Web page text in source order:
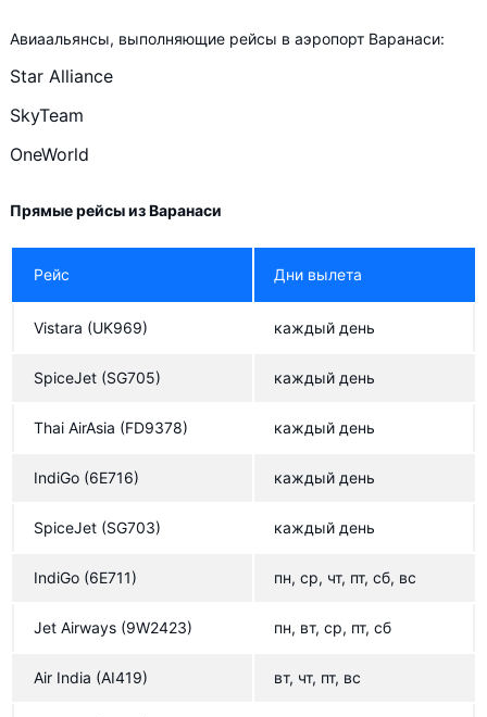
Saudia
Air India Express
Авиаальянсы, выполняющие рейсы в аэропорт Варанаси:
Star Alliance
SkyTeam
OneWorld
Прямые рейсы из Варанаси
Рейс Дни вылета
Vistara (UK969) каждый день
SpiceJet (SG705) каждый день
Thai AirAsia (FD9378) каждый день
IndiGo (6E716) каждый день
SpiceJet (SG703) каждый день
IndiGo (6E711) пн, ср, чт, пт, сб, вс
Jet Airways (9W2423) пн, вт, ср, пт, сб
Air India (AI419) вт, чт, пт, вс